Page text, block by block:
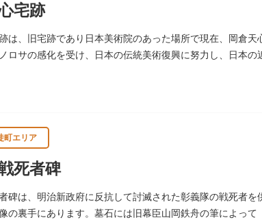
宅跡
は、旧宅跡であり日本美術院のあった場所で現在、岡倉
ロサの感化を受け、日本の伝統美術復興に努力し、日本
町エリア
死者碑
碑は、明治新政府に反抗して討滅された彰義隊の戦死者
の裏手にあります。墓石には旧幕臣山岡鉄舟の筆によっ